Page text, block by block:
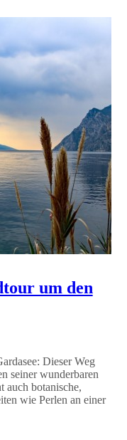
um den
Dieser Weg
seiner wunderbaren
auch botanische,
wie Perlen an einer